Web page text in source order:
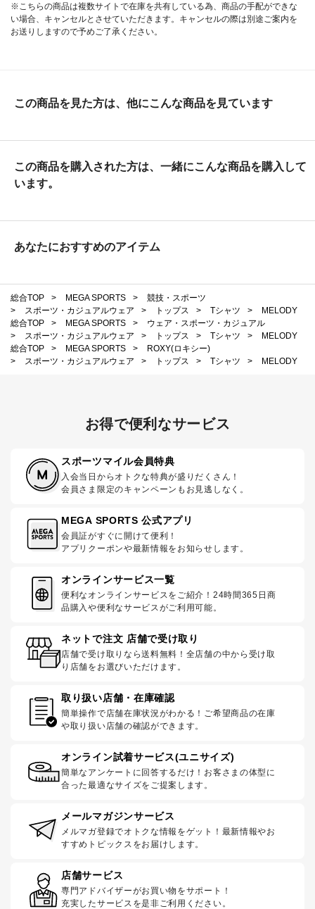
※こちらの商品は複数サイトで在庫を共有している為、商品の手配ができな
い場合、キャンセルとさせていただきます。キャンセルの際は別途ご案内を
お送りしますので予めご了承ください。
この商品を見た方は、他にこんな商品を見ています
この商品を購入された方は、一緒にこんな商品を購入して
います。
あなたにおすすめのアイテム
総合TOP > MEGA SPORTS >
競技・スポーツ
>
スポーツ・カジュアルウェア > トップス > Tシャツ >
MELODY
総合TOP
> MEGA SPORTS >
ウェア・スポーツ・カジュアル
>
スポーツ・カジュアルウェア > トップス > Tシャツ >
MELODY
総合TOP
> MEGA SPORTS >
ROXY(ロキシー)
>
スポーツ・カジュアルウェア > トップス > Tシャツ > MELODY
お得で便利なサービス
スポーツマイル会員特典
入会当日からオトクな特典が盛りだくさん！
会員さま限定のキャンペーンもお見逃しなく。
MEGA SPORTS 公式アプリ
会員証がすぐに開けて便利！
アプリクーポンや最新情報をお知らせします。
オンラインサービス一覧
便利なオンラインサービスをご紹介！24時間365日商
品購入や便利なサービスがご利用可能。
ネットで注文 店舗で受け取り
店舗で受け取りなら送料無料！全店舗の中から受け取
り店舗をお選びいただけます。
取り扱い店舗・在庫確認
簡単操作で店舗在庫状況がわかる！ご希望商品の在庫
や取り扱い店舗の確認ができます。
オンライン試着サービス(ユニサイズ)
簡単なアンケートに回答するだけ！お客さまの体型に
合った最適なサイズをご提案します。
メールマガジンサービス
メルマガ登録でオトクな情報をゲット！最新情報やお
すすめトピックスをお届けします。
店舗サービス
専門アドバイザーがお買い物をサポート！
充実したサービスを是非ご利用ください。